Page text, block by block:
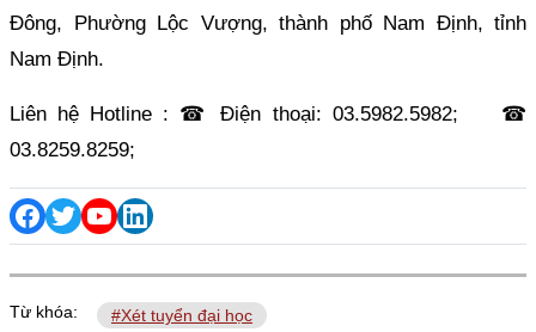
Đông, Phường Lộc Vượng, thành phố Nam Định, tỉnh
Nam Định.
Liên hệ Hotline : ☎ Điện thoại: 03.5982.5982; ☎
03.8259.8259;
Từ khóa: #Xét tuyển đại học